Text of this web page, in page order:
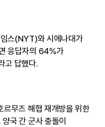
스(NYT)와 시에나대가
응답자의 64%가
고 답했다.
르무즈 해협 재개방을 위한
국 간 군사 충돌이